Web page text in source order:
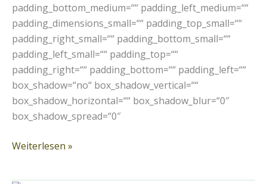
padding_bottom_medium=““ padding_left_medium=““
padding_dimensions_small=““ padding_top_small=““
padding_right_small=““ padding_bottom_small=““
padding_left_small=““ padding_top=““
padding_right=““ padding_bottom=““ padding_left=““
box_shadow=“no“ box_shadow_vertical=““
box_shadow_horizontal=““ box_shadow_blur=“0″
box_shadow_spread=“0″
Weiterlesen »